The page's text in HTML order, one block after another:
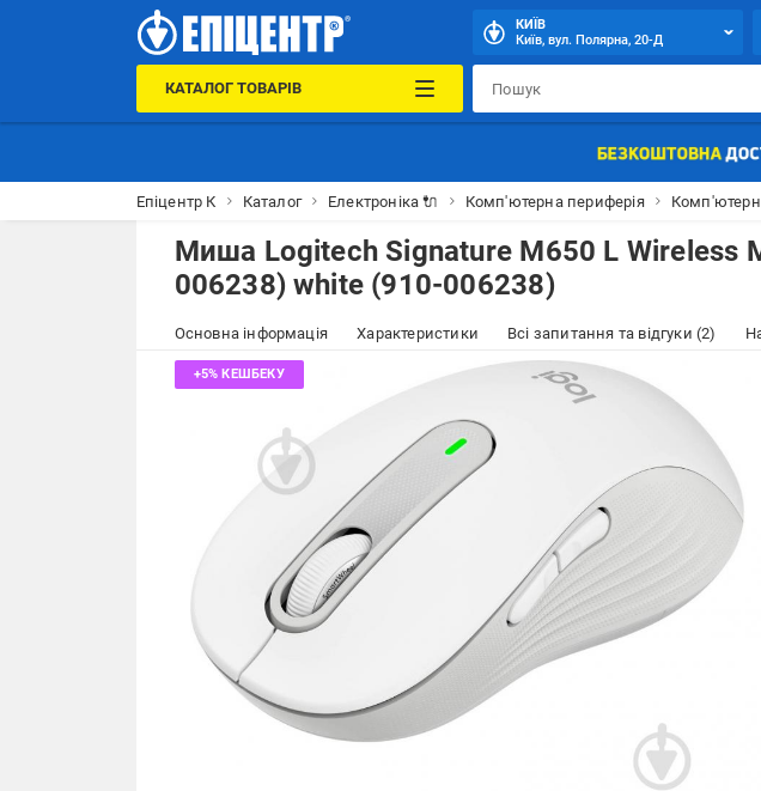
КИЇВ
Київ, вул. Полярна, 20-Д
КАТАЛОГ ТОВАРІВ
Епіцентр К Каталог Електроніка 🔌 Комп'ютерна периферія
Миша Logitech Signature M650 L Wireless
006238) white (910-006238)
Основна інформація Характеристики Всі запитання та відгуки (2)